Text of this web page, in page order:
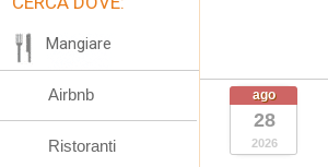
ago
28
2026
Mangiare
Airbnb
Ristoranti